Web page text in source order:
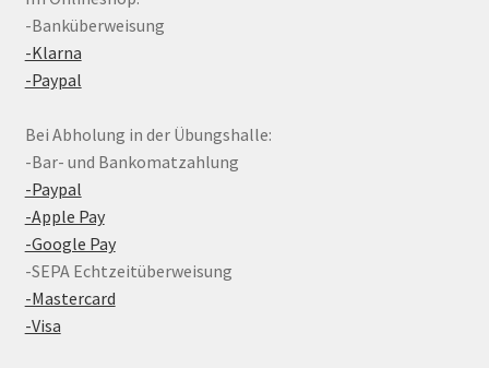
-Banküberweisung
-Klarna
-Paypal
Bei Abholung in der Übungshalle:
-Bar- und Bankomatzahlung
-Paypal
-Apple Pay
-Google Pay
-SEPA Echtzeitüberweisung
-Mastercard
-Visa